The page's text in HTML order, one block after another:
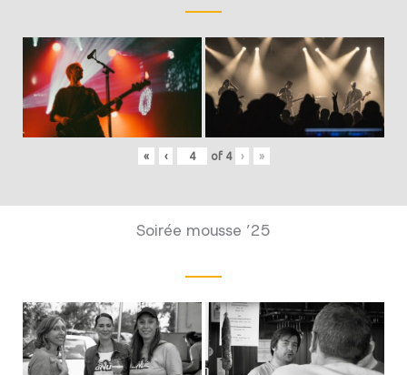
« ‹ of 4 › »
Soirée mousse ’25